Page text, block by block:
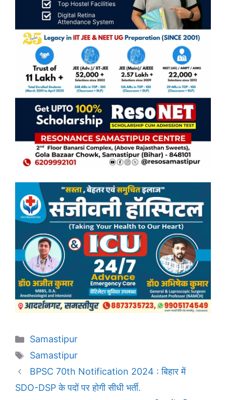
Categories
Samastipur
Tags
Samastipur
BPSC 70th Notification 2024 : बिहार में
SDO-DSP के पदों पर होगी सीधी भर्ती.